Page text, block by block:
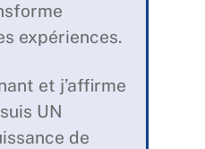
expériences.
et j’affirme
UN
de